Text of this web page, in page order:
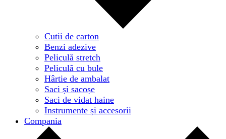
Cutii de carton
Benzi adezive
Peliculă stretch
Peliculă cu bule
Hârtie de ambalat
Saci și sacoșe
Saci de vidat haine
Instrumente și accesorii
Compania